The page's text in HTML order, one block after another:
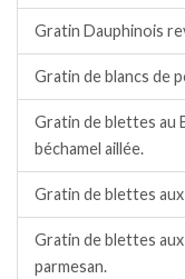
Gratin Dauphinois
Gratin de blancs de
Gratin de blettes au
béchamel aillée.
Gratin de blettes
Gratin de blettes
parmesan.